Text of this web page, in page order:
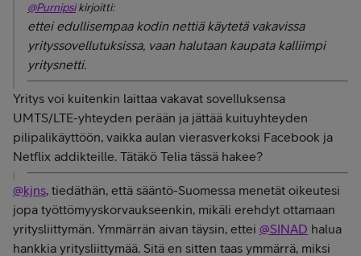
@Purnipsikirjoitti:
ettei edullisempaa kodin nettiä käytetä vakavissa
yrityssovellutuksissa, vaan halutaan kaupata kalliimpi
yritysnetti.
Yritys voi kuitenkin laittaa vakavat sovelluksensa
UMTS/LTE-yhteyden perään ja jättää kuituyhteyden
pilipalikäyttöön, vaikka aulan vierasverkoksi Facebook ja
Netflix addikteille. Tätäkö Telia tässä hakee?
@kjns, tiedäthän, että sääntö-Suomessa menetät oikeutesi
jopa työttömyyskorvaukseenkin, mikäli erehdyt ottamaan
yritysliittymän. Ymmärrän aivan täysin, ettei @SINAD halua
hankkia yritysliittymää. Sitä en sitten taas ymmärrä, miksi